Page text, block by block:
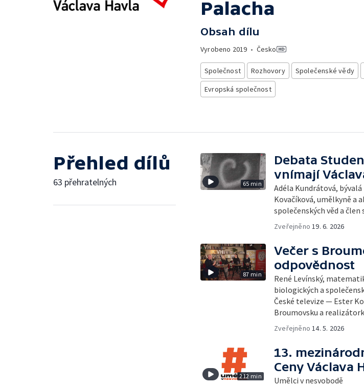
Palacha
Obsah dílu
Vyrobeno 2019 • Česko
Společnost Rozhovory Společenské vědy
Evropská společnost
Přehled dílů
63 přehratelných 65 min
Debata
vnímají
Adéla Kundrátová,
Kovačíková, umělkyně a
společenských věd a člen
Zveřejněno 19. 6. 2026
87 min
Večer s
odpovědnost
René Levínský,
biologických a
České televize — Ester
Broumovsku a
Zveřejněno 14. 5. 2026
212 min
13.
Ceny Václava
Umělci v nesvobodě